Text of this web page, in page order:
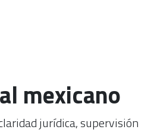
mexicano
jurídica, supervisión